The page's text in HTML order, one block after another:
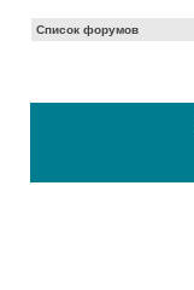
Список форумов